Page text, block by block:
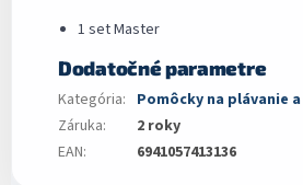
1 set Master
Dodatočné parametre
Kategória: Pomôcky na plávanie
Záruka:
2 roky
EAN: 6941057413136